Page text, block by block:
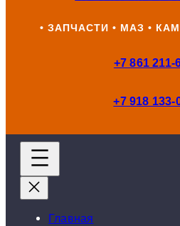
• ЗАПЧАСТИ • МАЗ •
+7 861 211-
+7 918 133-
Главная